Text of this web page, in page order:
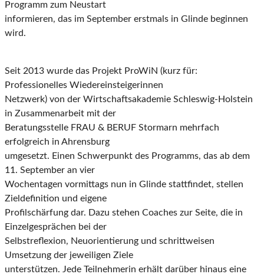
Programm zum Neustart
informieren, das im September erstmals in Glinde beginnen
wird.
Seit 2013 wurde das Projekt ProWiN (kurz für:
Professionelles Wiedereinsteigerinnen
Netzwerk) von der Wirtschaftsakademie Schleswig-Holstein
in Zusammenarbeit mit der
Beratungsstelle FRAU & BERUF Stormarn mehrfach
erfolgreich in Ahrensburg
umgesetzt. Einen Schwerpunkt des Programms, das ab dem
11. September an vier
Wochentagen vormittags nun in Glinde stattfindet, stellen
Zieldefinition und eigene
Profilschärfung dar. Dazu stehen Coaches zur Seite, die in
Einzelgesprächen bei der
Selbstreflexion, Neuorientierung und schrittweisen
Umsetzung der jeweiligen Ziele
unterstützen. Jede Teilnehmerin erhält darüber hinaus eine